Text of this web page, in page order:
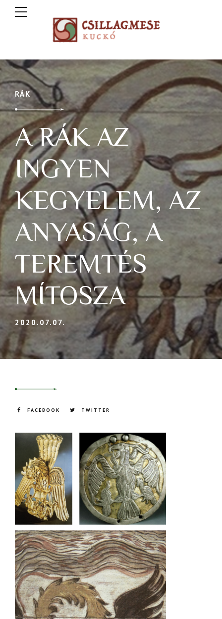
RÁK
A RÁK AZ
INGYEN
KEGYELEM, AZ
ANYASÁG, A
TEREMTÉS
MÍTOSZA
2020.07.07.
FACEBOOK TWITTER